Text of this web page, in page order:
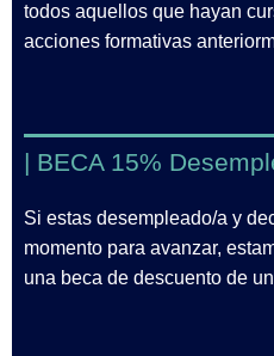
todos aquellos que hayan
acciones formativas
| BECA 15%
Si estas desempleado/a y
momento para avanzar,
una beca de descuento de